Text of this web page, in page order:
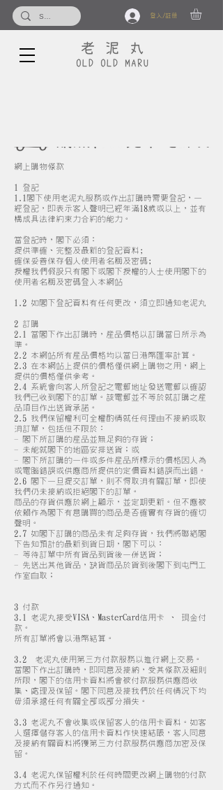
登入/註冊
網上購物條款
1 登記
1.1閣下使用老泥丸服務或作出訂購時需要登記，一
經登記，即表示客人聲明已經年滿18歲或以上，並有
構成具法律約束力合約的能力。
當登記時，閣下必須：
提供準確、完整及最新的登記資料;
確保妥善保存個人使用者名稱及密碼;
授權我們假設只有閣下或閣下授權的人士使用閣下的
使用者名稱及密碼登入本網站
1.2 如閣下登記資料有任何更改，須立即通知老泥丸
2 訂購
2.1 當閣下作出訂購時，產品價格以訂購當日所示為
準。
2.2 本網站所有產品價格均以當日港幣匯率計算。
2.3 在本網站上提供的價格僅供網上購物之用，網上
提供的價格僅供參考。
2.4 系統會向客人所登記之電郵地址發送電郵以確認
我們已收到閣下的訂單。該電郵並不等於就訂購之產
品項目作出送貨承諾。
2.5 我們保留權利可全權酌情就任何理由不接納或取
消訂單，包括但不限於：
- 閣下所訂購的產品並無足夠的存貨；
- 未能就閣下的地區安排送貨；或
- 閣下所訂購的一件或多件產品所標示的價格因人為
或電腦錯誤或供應商所提供的定價資料錯誤而出錯。
2.6 閣下一旦提交訂單，則不得取消有關訂單，即使
我們仍未接納或拒絕閣下的訂單。
商品的存貨供應於網上顯示，並定期更新。但不應被
依賴作為閣下有意購買的商品是否確實有存貨的確切
聲明。
2.7 如閣下訂購的商品未有足夠存貨，我們將聯絡閣
下告知預計的最新到貨日期，閣下可以：
- 等待訂單中所有貨品到貨後一併送貨；
- 先送出其他貨品，缺貨商品於貨到後閣下到屯門工
作室自取；
3 付款
3.1 老泥丸接受VISA、MasterCard信用卡 、 現金付
款。
所有訂單將會以港幣結算。
3.2 老泥丸使用第三方付款服務以進行網上交易。
當閣下作出訂購時，即同意及接納，受其條款及細則
所限，閣下的信用卡資料將會被付款服務供應商收
集、處理及保留。閣下同意及接我們於任何情況下均
毋須承擔任何有關全部或部分損失。
3.3 老泥丸不會收集或保留客人的信用卡資料。如客
人選擇儲存客人的信用卡資料作快速結賬，客人同意
及接納有關資料將獲第三方付款服務供應商加密及保
留。
3.4 老泥丸保留權利於任何時間更改網上購物的付款
方式而不作另行通知。